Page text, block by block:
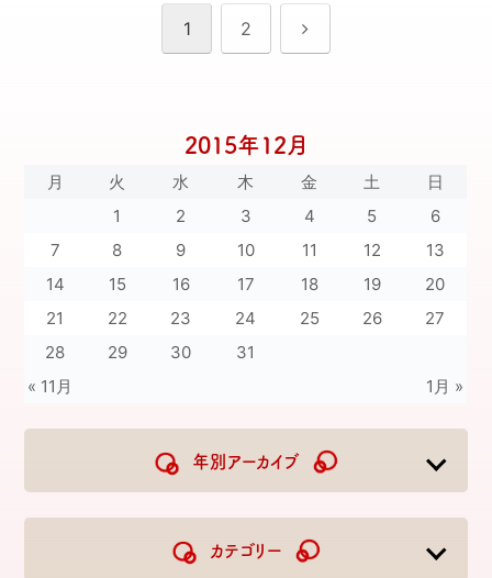
1 2 次
2015年12月
月 火 水 木 金 土 日
« 11月 1月 »
1 2 3 4 5
6
7
8 9 10 11 12
13
14
15 16 17 18 19
20
21
22 23 24 25 26
27
28
29 30 31
年別アーカイブ
2023
カテゴリー